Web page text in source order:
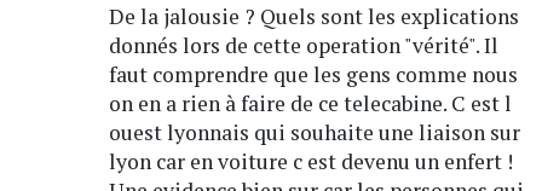
De la jalousie ? Quels sont les explications
donnés lors de cette operation "vérité". Il
faut comprendre que les gens comme nous
on en a rien à faire de ce telecabine. C est l
ouest lyonnais qui souhaite une liaison sur
lyon car en voiture c est devenu un enfert !